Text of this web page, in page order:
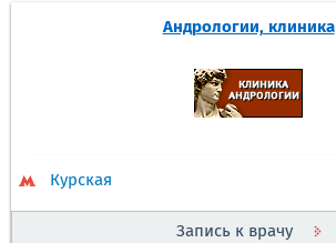
Андрологии, клиника
Курская
Запись к врачу